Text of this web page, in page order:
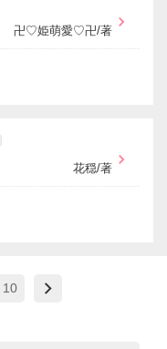
卍♡姫萌愛♡卍/著
花穏/著
10